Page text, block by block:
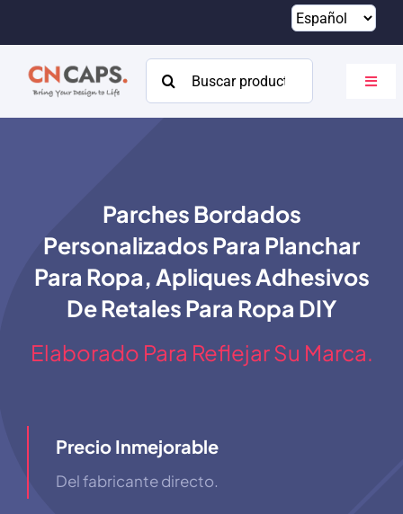
contenido
Buscar:
Acerca de
Recursos
Contacto
Parches Bordados
Personalizados Para Planchar
Para Ropa, Apliques Adhesivos
De Retales Para Ropa DIY
Elaborado Para Reflejar Su Marca.
Precio Inmejorable
Del fabricante directo.